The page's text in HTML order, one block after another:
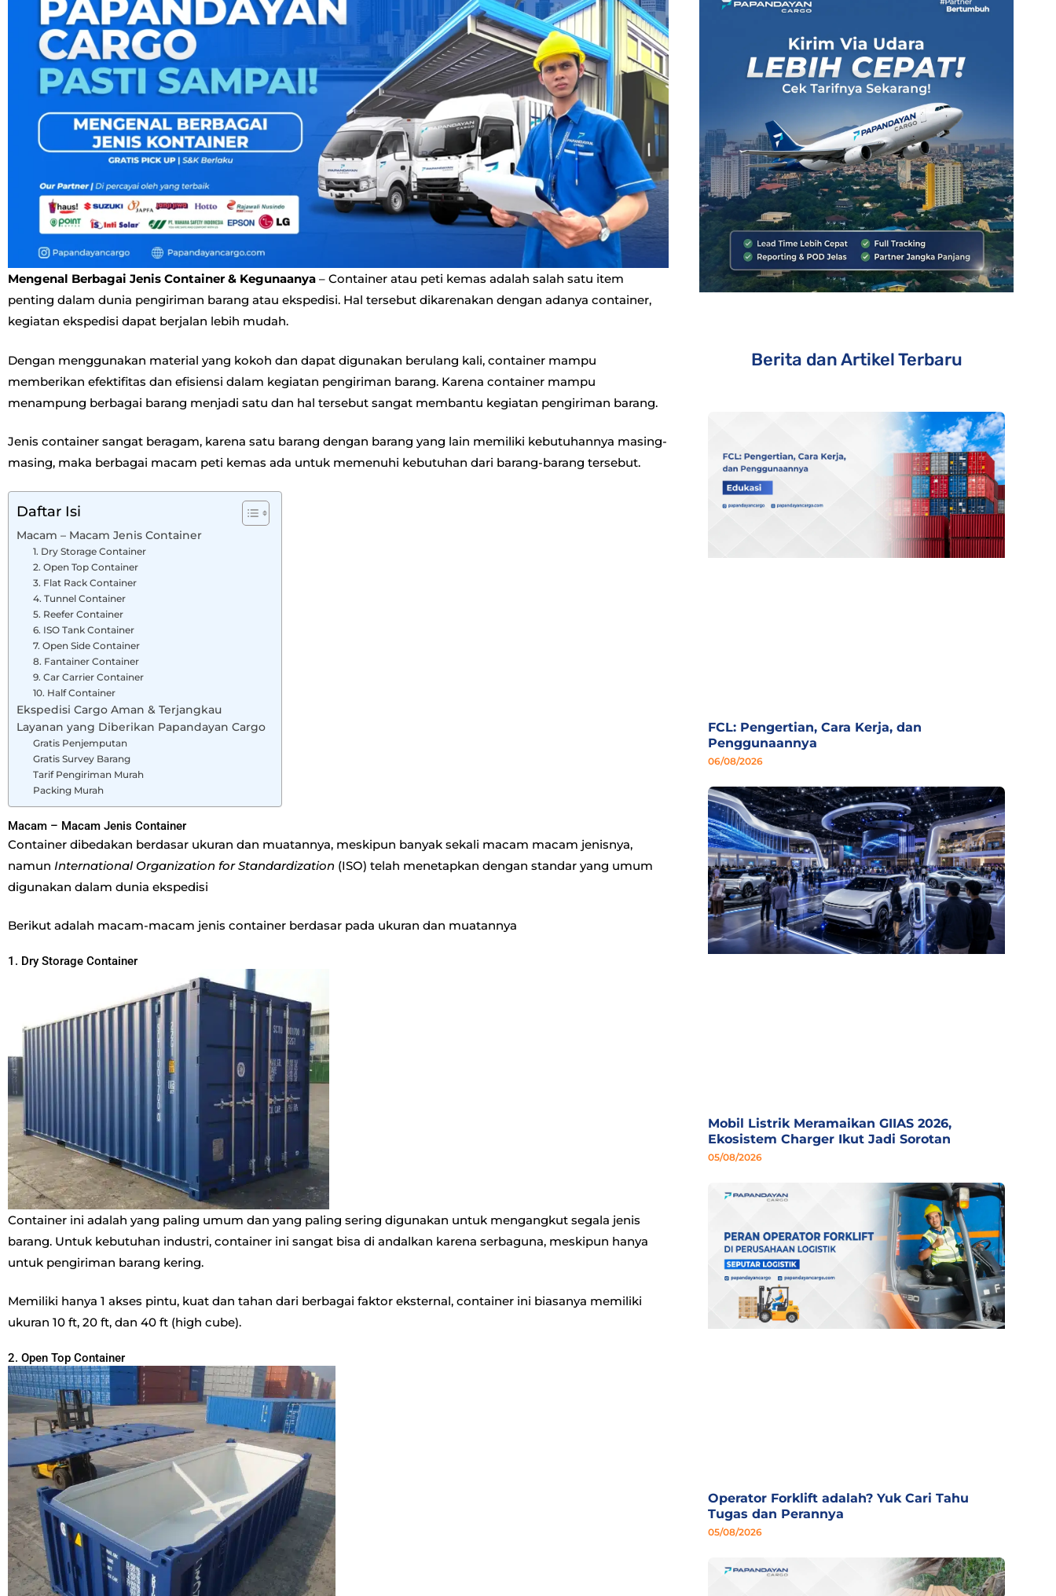
Mengenal Berbagai Jenis Container & Kegunaanya – Container atau peti kemas adalah salah satu item
penting dalam dunia pengiriman barang atau ekspedisi. Hal tersebut dikarenakan dengan adanya container,
kegiatan ekspedisi dapat berjalan lebih mudah.
Dengan menggunakan material yang kokoh dan dapat digunakan berulang kali, container mampu
memberikan efektifitas dan efisiensi dalam kegiatan pengiriman barang. Karena container mampu
menampung berbagai barang menjadi satu dan hal tersebut sangat membantu kegiatan pengiriman barang.
Jenis container sangat beragam, karena satu barang dengan barang yang lain memiliki kebutuhannya masing-
masing, maka berbagai macam peti kemas ada untuk memenuhi kebutuhan dari barang-barang tersebut.
Daftar Isi
Macam – Macam Jenis Container
1. Dry Storage Container
2. Open Top Container
3. Flat Rack Container
4. Tunnel Container
5. Reefer Container
6. ISO Tank Container
7. Open Side Container
8. Fantainer Container
9. Car Carrier Container
10. Half Container
Ekspedisi Cargo Aman & Terjangkau
Layanan yang Diberikan Papandayan Cargo
Gratis Penjemputan
Gratis Survey Barang
Tarif Pengiriman Murah
Packing Murah
Macam – Macam Jenis Container
Container dibedakan berdasar ukuran dan muatannya, meskipun banyak sekali macam macam jenisnya,
namun International Organization for Standardization (ISO) telah menetapkan dengan standar yang umum
digunakan dalam dunia ekspedisi
Berikut adalah macam-macam jenis container berdasar pada ukuran dan muatannya
1. Dry Storage Container
Container ini adalah yang paling umum dan yang paling sering digunakan untuk mengangkut segala jenis
barang. Untuk kebutuhan industri, container ini sangat bisa di andalkan karena serbaguna, meskipun hanya
untuk pengiriman barang kering.
Memiliki hanya 1 akses pintu, kuat dan tahan dari berbagai faktor eksternal, container ini biasanya memiliki
ukuran 10 ft, 20 ft, dan 40 ft (high cube).
2. Open Top Container
Berita dan Artikel Terbaru
FCL: Pengertian, Cara Kerja, dan
Penggunaannya
06/08/2026
Mobil Listrik Meramaikan GIIAS 2026,
Ekosistem Charger Ikut Jadi Sorotan
05/08/2026
Operator Forklift adalah? Yuk Cari Tahu
Tugas dan Perannya
05/08/2026